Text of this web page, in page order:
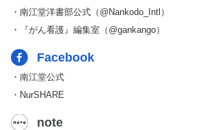
・南江堂洋書部公式（@Nankodo_Intl）
・『がん看護』編集室（@gankango）
Facebook
・南江堂公式
・NurSHARE
note